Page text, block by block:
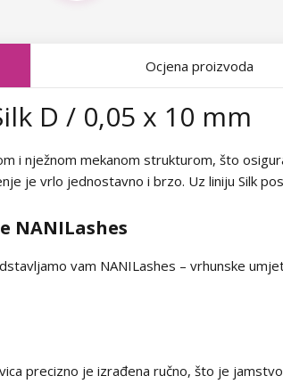
D / 0,05 x 10 mm
i nježnom mekanom strukturom, što
je vrlo jednostavno i brzo. Uz liniju Silk
NANILashes
vam NANILashes – vrhunske
precizno je izrađena ručno, što je
Ocjena proizvoda